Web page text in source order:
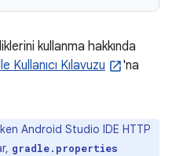
kullanma hakkında
Kullanıcı Kılavuzu
'na
Android Studio IDE HTTP
gradle.properties